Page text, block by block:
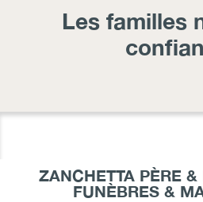
Les familles
ZANCHETTA PÈRE
FUNÈBRES &